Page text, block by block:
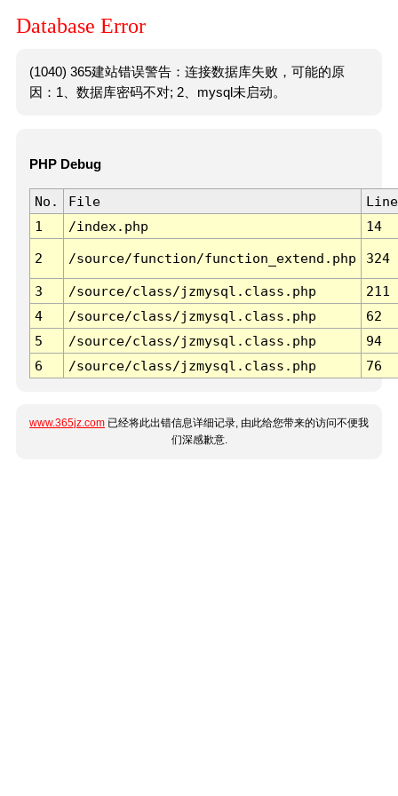
Database Error
(1040) 365建站错误警告：连接数据库失败，可能的原
因：1、数据库密码不对; 2、mysql未启动。
PHP Debug
No. File
Line
1
/index.php 14
2 /source/function/function_extend.php 324
3 /source/class/jzmysql.class.php
211
4
/source/class/jzmysql.class.php
62
5
/source/class/jzmysql.class.php
94
6
/source/class/jzmysql.class.php 76
www.365jz.com 已经将此出错信息详细记录, 由此给您带来的访问不便我
们深感歉意.